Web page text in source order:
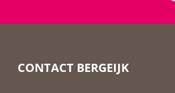
CONTACT BERGEIJK